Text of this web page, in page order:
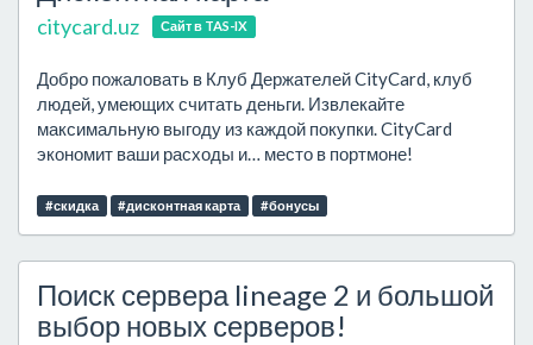
citycard.uz Сайт в TAS-IX
Добро пожаловать в Клуб Держателей CityCard, клуб
людей, умеющих считать деньги. Извлекайте
максимальную выгоду из каждой покупки. CityCard
экономит ваши расходы и… место в портмоне!
#скидка #дисконтная карта #бонусы
Поиск сервера lineage 2 и большой
выбор новых серверов!